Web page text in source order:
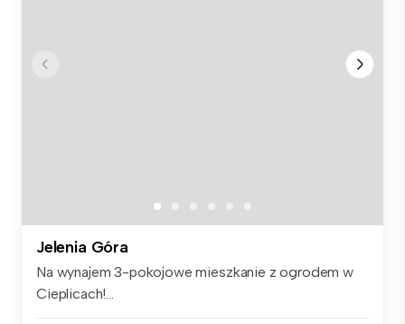
Jelenia Góra
Na wynajem 3-pokojowe mieszkanie z ogrodem w
Cieplicach!...